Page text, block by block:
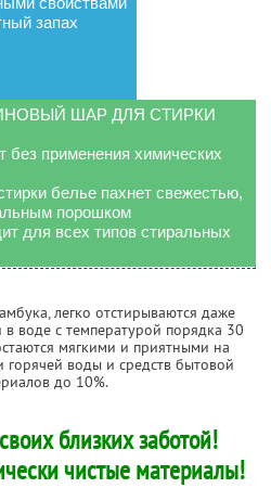
запах
ШАР ДЛЯ СТИРКИ
без применения химических
белье пахнет свежестью,
порошком
для всех типов стиральных
легко отстирываются даже
воде с температурой порядка 30
мягкими и приятными на
воды и средств бытовой
до 10%.
близких заботой!
чистые материалы!